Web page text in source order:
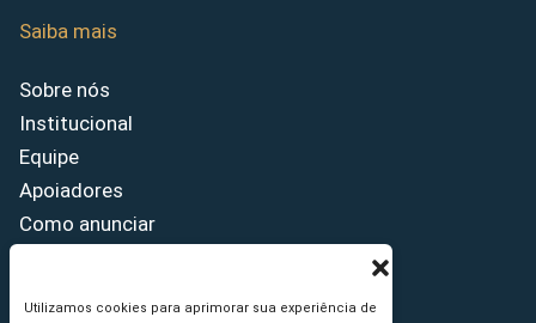
Utilizamos cookies para aprimorar sua experiência de
Saiba mais
Sobre nós
Institucional
Equipe
Apoiadores
Como anunciar